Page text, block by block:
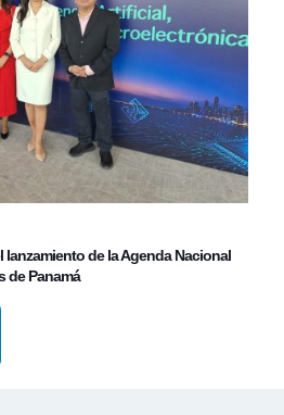
lanzamiento de la Agenda Nacional
de Panamá